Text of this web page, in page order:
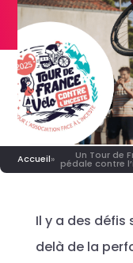
Accueil» Un Tour de
pédale contre
Il y a des
delà de la